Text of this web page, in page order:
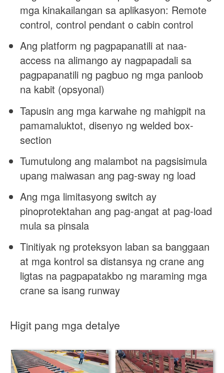
mga kinakailangan sa aplikasyon: Remote
control, control pendant o cabin control
Ang platform ng pagpapanatili at naa-
access na alimango ay nagpapadali sa
pagpapanatili ng pagbuo ng mga panloob
na kabit (opsyonal)
Tapusin ang mga karwahe ng mahigpit na
pamamaluktot, disenyo ng welded box-
section
Tumutulong ang malambot na pagsisimula
upang maiwasan ang pag-sway ng load
Ang mga limitasyong switch ay
pinoprotektahan ang pag-angat at pag-load
mula sa pinsala
Tinitiyak ng proteksyon laban sa banggaan
at mga kontrol sa distansya ng crane ang
ligtas na pagpapatakbo ng maraming mga
crane sa isang runway
Higit pang mga detalye